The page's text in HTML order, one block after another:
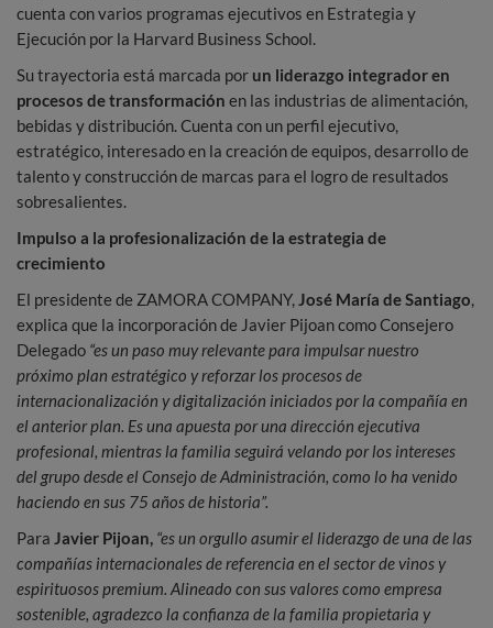
cuenta con varios programas ejecutivos en Estrategia y
Ejecución por la Harvard Business School.
Su trayectoria está marcada por un liderazgo integrador en
procesos de transformación en las industrias de alimentación,
bebidas y distribución. Cuenta con un perfil ejecutivo,
estratégico, interesado en la creación de equipos, desarrollo de
talento y construcción de marcas para el logro de resultados
sobresalientes.
Impulso a la profesionalización de la estrategia de
crecimiento
El presidente de ZAMORA COMPANY,José María de Santiago,
explica que la incorporación de Javier Pijoan como Consejero
Delegado “es un paso muy relevante para impulsar nuestro
próximo plan estratégico y reforzar los procesos de
internacionalización y digitalización iniciados por la compañía en
el anterior plan. Es una apuesta por una dirección ejecutiva
profesional, mientras la familia seguirá velando por los intereses
del grupo desde el Consejo de Administración, como lo ha venido
haciendo en sus 75 años de historia”.
Para Javier Pijoan, “es un orgullo asumir el liderazgo de una de las
compañías internacionales de referencia en el sector de vinos y
espirituosos premium. Alineado con sus valores como empresa
sostenible, agradezco la confianza de la familia propietaria y